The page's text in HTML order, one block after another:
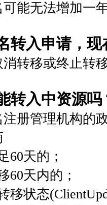
能无法增加一
转入申请，
转移或终止转
转入中资源吗
册管理机构的
60天的；
成转移60
移状态